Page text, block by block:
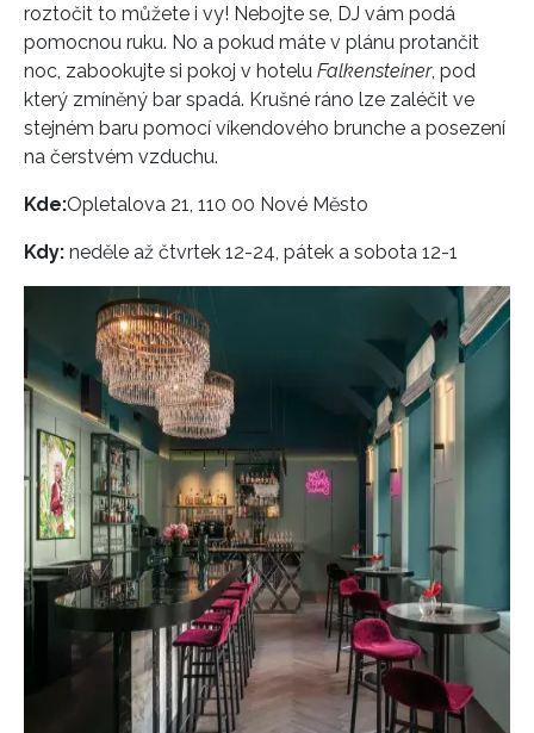
roztočit to můžete i vy! Nebojte se, DJ vám podá
pomocnou ruku. No a pokud máte v plánu protančit
noc, zabookujte si pokoj v hotelu Falkensteiner, pod
který zmíněný bar spadá. Krušné ráno lze zaléčit ve
stejném baru pomocí víkendového brunche a posezení
na čerstvém vzduchu.
Kde:Opletalova 21, 110 00 Nové Město
Kdy: neděle až čtvrtek 12-24, pátek a sobota 12-1